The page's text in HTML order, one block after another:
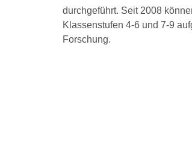
durchgeführt. Seit 2008
Klassenstufen 4-6 und 7-9
Forschung.